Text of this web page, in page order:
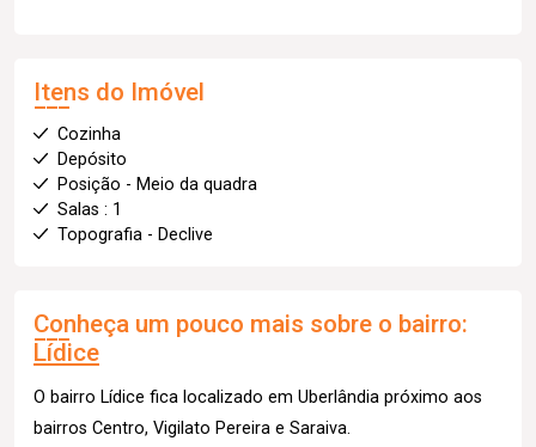
Itens do Imóvel
Cozinha
Depósito
Posição - Meio da quadra
Salas : 1
Topografia - Declive
Conheça um pouco mais sobre o bairro:
Lídice
O bairro Lídice fica localizado em Uberlândia próximo aos
bairros Centro, Vigilato Pereira e Saraiva.